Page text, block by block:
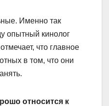
Именно так
опытный кинолог
что главное
в том, что они
относится к